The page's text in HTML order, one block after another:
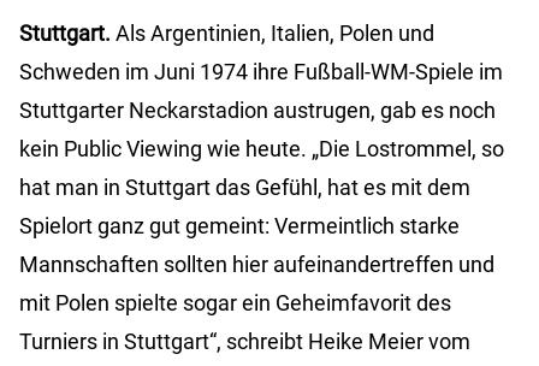
Stuttgart. Als Argentinien, Italien, Polen und
Schweden im Juni 1974 ihre Fußball-WM-Spiele im
Stuttgarter Neckarstadion austrugen, gab es noch
kein Public Viewing wie heute. „Die Lostrommel, so
hat man in Stuttgart das Gefühl, hat es mit dem
Spielort ganz gut gemeint: Vermeintlich starke
Mannschaften sollten hier aufeinandertreffen und
mit Polen spielte sogar ein Geheimfavorit des
Turniers in Stuttgart“, schreibt Heike Meier vom